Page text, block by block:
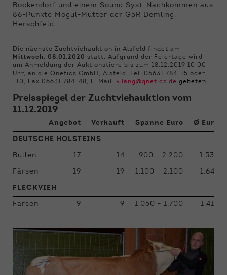
Bockendorf und einem Sound Syst-Nachkommen aus
86-Punkte Mogul-Mutter der GbR Demling,
Herschfeld.
Die nächste Zuchtviehauktion in Alsfeld findet am
Mittwoch, 08.01.2020 statt. Aufgrund der Feiertage wird
um Anmeldung der Auktionstiere bis zum 18.12.2019 10.00
Uhr, an die Qnetics GmbH, Alsfeld: Tel. 06631 784-15 oder
-10, Fax 06631 784-48, E-Mail:
k.lang@qnetics.de gebeten
Preisspiegel der Zuchtviehauktion vom
11.12.2019
Angebot Verkauft Spanne Euro Ø Euro
DEUTSCHE HOLSTEINS
Bullen 17 14 900 - 2.200 1.532
Färsen 19 19 1.100 - 2.100 1.647
FLECKVIEH
Färsen 9 9 1.050 - 1.700 1.419